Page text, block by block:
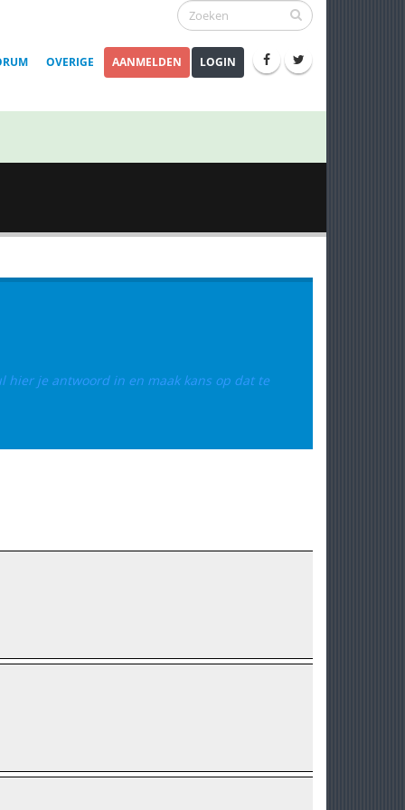
OVERIGE AANMELDEN LOGIN
hier je antwoord in en maak kans op dat te